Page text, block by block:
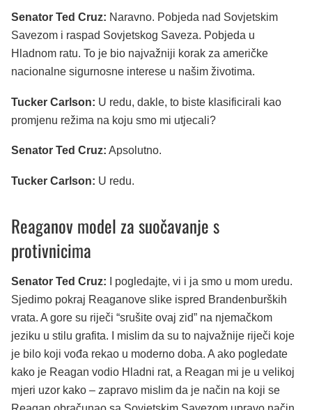
Senator Ted Cruz: Naravno. Pobjeda nad Sovjetskim
Savezom i raspad Sovjetskog Saveza. Pobjeda u
Hladnom ratu. To je bio najvažniji korak za američke
nacionalne sigurnosne interese u našim životima.
Tucker Carlson: U redu, dakle, to biste klasificirali kao
promjenu režima na koju smo mi utjecali?
Senator Ted Cruz: Apsolutno.
Tucker Carlson: U redu.
Reaganov model za suočavanje s
protivnicima
Senator Ted Cruz: I pogledajte, vi i ja smo u mom uredu.
Sjedimo pokraj Reaganove slike ispred Brandenburških
vrata. A gore su riječi “srušite ovaj zid” na njemačkom
jeziku u stilu grafita. I mislim da su to najvažnije riječi koje
je bilo koji vođa rekao u moderno doba. A ako pogledate
kako je Reagan vodio Hladni rat, a Reagan mi je u velikoj
mjeri uzor kako – zapravo mislim da je način na koji se